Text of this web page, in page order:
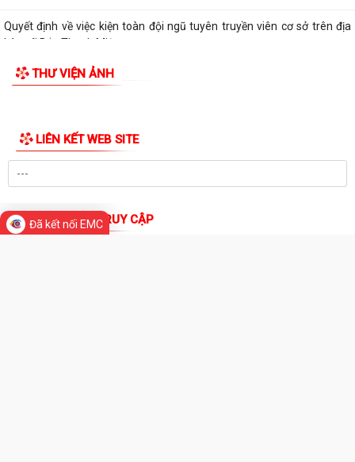
Nghị quyết số 13 /2026/NQ-HĐND ngày 28/7/2026 của HĐND thành
phố Hải Phòng về việc bãi bỏ một số...
Quyết định số 3025 /QĐ-UBND ngày 30/7/2026 của UBND thành phố
bàn xã Bắc Thanh Miện
Kế hoạch triển khai thực hiện Quyết định số 61/2026/QĐ-UBND ngày
22/07/2026 của UBND thành phố Hải...
Quyết định số 2944/QĐ-UBND ngày 27/07/2026 của Ủy ban nhân dân
Đã kết nối EMC